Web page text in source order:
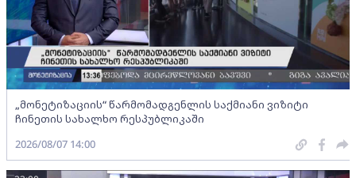
„მონეტიზაციის“ წარმომადგენლის საქმიანი ვიზიტი
ჩინეთის სახალხო რესპუბლიკაში
2026/08/07 14:00